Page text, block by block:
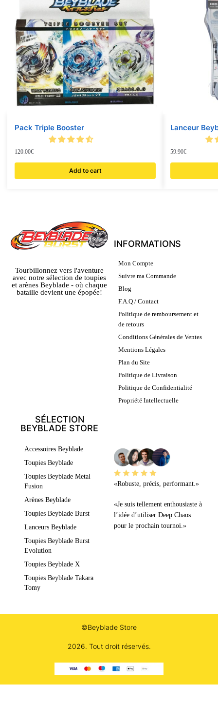
Pack Triple Booster
120.00€
Add to cart
Lanceur
59.90€
Tourbillonnez vers l'aventure
avec notre sélection de toupies
et arènes Beyblade - où chaque
bataille devient une épopée!
INFORMATIONS
Mon Compte
Suivre ma Commande
Blog
F.A.Q / Contact
Politique de remboursement et
de retours
Conditions Générales de Ventes
Mentions Légales
Plan du Site
Politique de Livraison
Politique de Confidentialité
Propriété Intellectuelle
SÉLECTION
BEYBLADE STORE
Accessoires Beyblade
Toupies Beyblade
Toupies Beyblade Metal
Fusion
Arènes Beyblade
Toupies Beyblade Burst
Lanceurs Beyblade
Toupies Beyblade Burst
Evolution
Toupies Beyblade X
Toupies Beyblade Takara
Tomy
«Robuste, précis, performant.»
«Je suis tellement enthousiaste à
l’idée d’utiliser Deep Chaos
pour le prochain tournoi.»
©Beyblade Store
2026. Tout droit réservés.